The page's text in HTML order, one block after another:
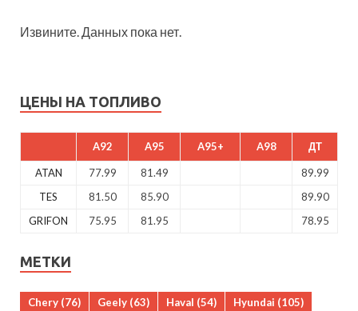
Извините. Данных пока нет.
ЦЕНЫ НА ТОПЛИВО
A92 A95 A95+ A98 ДТ
ATAN 77.99 81.49
89.99
TES
81.50 85.90
89.90
GRIFON
75.95 81.95 78.95
МЕТКИ
Chery (76) Geely (63) Haval (54) Hyundai (105)